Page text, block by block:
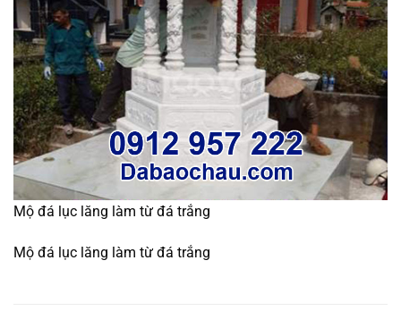
Mộ đá lục lăng làm từ đá trắng
Mộ đá lục lăng làm từ đá trắng